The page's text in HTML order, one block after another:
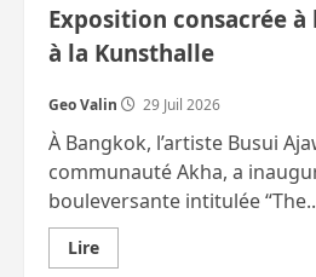
Exposition consacrée
à la Kunsthalle
Geo Valin 29 Juil 2026
À Bangkok, l’artiste Busui
communauté Akha, a
bouleversante intitulée
LireEn
savoir